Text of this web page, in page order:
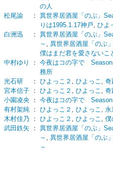
の人
松尾諭
： 異世界居酒屋「のぶ」
りは1995.1.17神戸, ひよ
白洲迅
： 異世界居酒屋「のぶ」
～ , 異世界居酒屋「のぶ
僕はまだ君を愛さないこ
中村ゆり
： 今夜はコの字で Season
務所
光石研
： ひよっこ２ , ひよっこ , 奇
宮本信子 ： ひよっこ２ , ひよっこ , 奇
小園凌央 ： 今夜はコの字で Season
有村架純 ： ひよっこ２ , ひよっこ , 永
木村佳乃 ： ひよっこ２ , ひよっこ , 僕
武田鉄矢 ： 異世界居酒屋「のぶ」
～ , 異世界居酒屋「のぶ
～